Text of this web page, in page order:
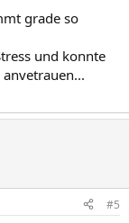
grade so
und konnte
#5